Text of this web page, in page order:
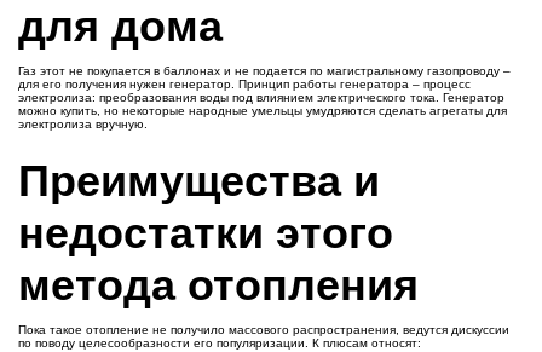
для дома
Газ этот не покупается в баллонах и не подается по магистральному газопроводу –
для его получения нужен генератор. Принцип работы генератора – процесс
электролиза: преобразования воды под влиянием электрического тока. Генератор
можно купить, но некоторые народные умельцы умудряются сделать агрегаты для
электролиза вручную.
Преимущества и
недостатки этого
метода отопления
Пока такое отопление не получило массового распространения, ведутся дискуссии
по поводу целесообразности его популяризации. К плюсам относят: